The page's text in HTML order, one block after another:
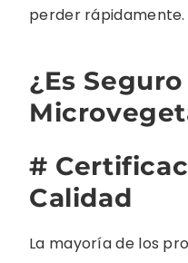
perder rápidamente.
¿Es
#
Calidad
La mayoría de los